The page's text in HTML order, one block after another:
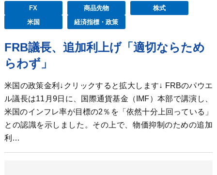
FX 商品先物
株式
米国
経済指標・政策
FRB議長、追加利上げ「適切ならため
らわず」
米国の政策金利↓クリックすると拡大します↓ FRBのパウエ
ル議長は11月9日に、国際通貨基金（IMF）本部で講演し、
米国のインフレ率が目標の2％を「依然十分上回っている」
との認識を示しました。その上で、物価抑制のための追加
利…